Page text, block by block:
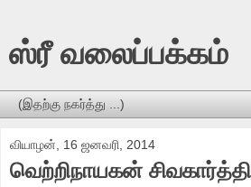
ஸ்ரீ வலைப்பக்கம்
வியாழன், 16 ஜனவரி, 2014
வெற்றிநாயகன்